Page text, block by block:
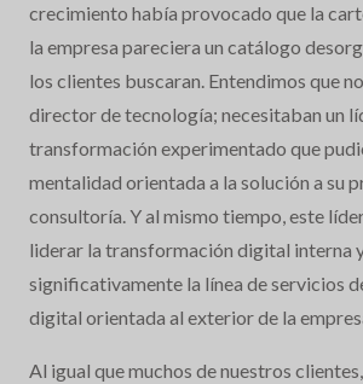
crecimiento había provocado que la
la empresa pareciera un catálogo
los clientes buscaran. Entendimos que
director de tecnología; necesitaban un
transformación experimentado que
mentalidad orientada a la solución a su
consultoría. Y al mismo tiempo, este
liderar la transformación digital interna
significativamente la línea de servicios
digital orientada al exterior de la
Al igual que muchos de nuestros